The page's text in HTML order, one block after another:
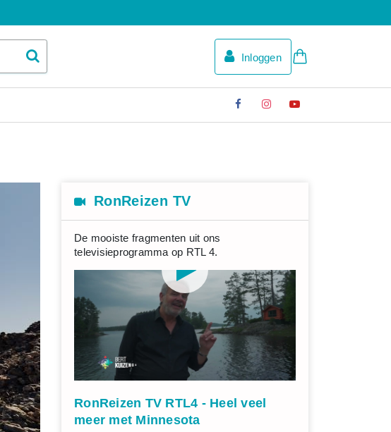
Inloggen
RonReizen TV
De mooiste fragmenten uit ons
televisieprogramma op RTL 4.
RonReizen TV RTL4 - Heel veel
meer met Minnesota